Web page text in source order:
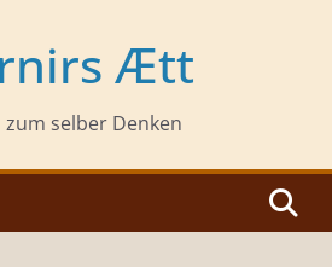
Ætt
selber Denken